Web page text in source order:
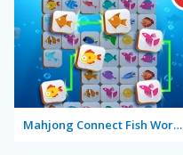
Mahjong Connect Fish World